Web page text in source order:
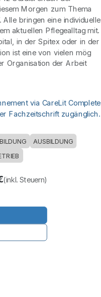
Morgen zum Thema
Alle bringen eine individuelle
aktuellen Pflegealltag mit.
in der Spitex oder in der
ist eine von vielen mög
Organisation der Arbeit
via CareLit Complete
Fachzeitschrift zugänglich.
BILDUNG AUSBILDUNG
(inkl. Steuern)